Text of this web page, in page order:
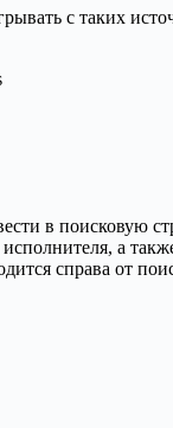
с таких
в поисковую
а
справа от